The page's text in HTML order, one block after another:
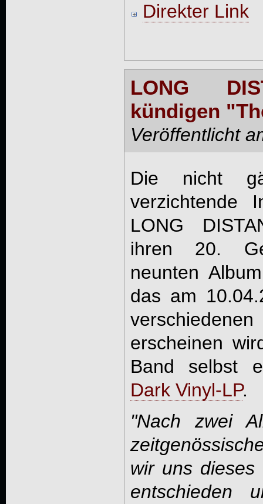
Direkter Link
LONG
kündigen
Veröffentlicht
Die nicht
verzichtende
LONG
ihren 20.
neunten
das am
erscheinen
Band selbst
Dark Vinyl-LP.
"Nach zwei
wir uns
entschieden